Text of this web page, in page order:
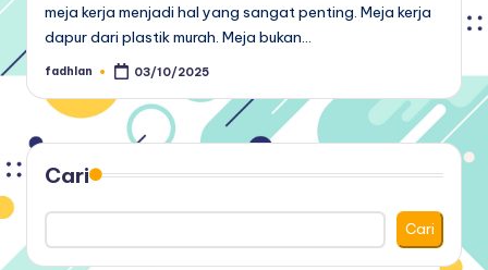
meja kerja menjadi hal yang sangat penting. Meja kerja
dapur dari plastik murah. Meja bukan…
Posted
fadhlan 03/10/2025
Cari
Cari